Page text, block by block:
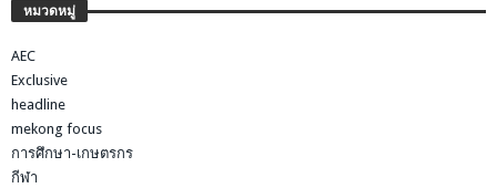
หมวดหมู่
AEC
Exclusive
headline
mekong focus
การศึกษา-เกษตรกร
กีฬา